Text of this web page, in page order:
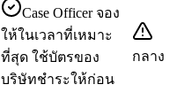
Case Officer จอง
ให้ในเวลาที่เหมาะ
ที่สุด ใช้บัตรของ
บริษัทชำระให้ก่อน
กลาง